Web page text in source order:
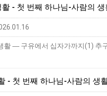
- 첫 번째 하나님-사람의
- 첫 번째 하나님-사람의 생